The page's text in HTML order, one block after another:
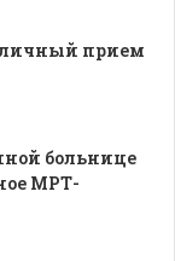
личный прием
больнице
МРТ-